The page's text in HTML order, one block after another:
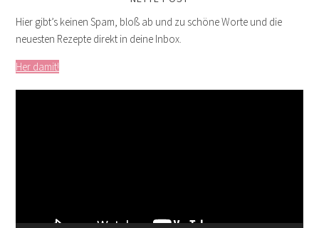
Hier gibt’s keinen Spam, bloß ab und zu schöne Worte und die
neuesten Rezepte direkt in deine Inbox.
Her damit!